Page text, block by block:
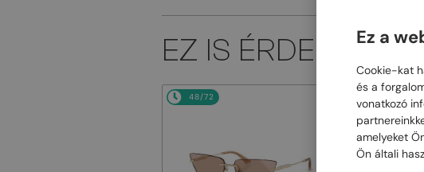
EZ IS
48/72 48/72
Ez a
Cookie-kat
és a
vonatkozó
amelyeket
Ön általi